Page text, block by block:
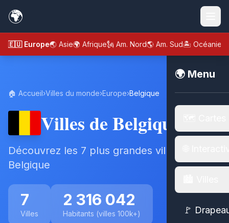
🌍
🇪🇺 Europe🌏 Asie🌍 Afrique🗽 Am. Nord🌎 Am. Sud🏝️ Océanie
🌍 Menu
🚩
🏠 Accueil›Villes du monde›Europe›Belgique
Villes de Belgique
Découvrez les 7 plus grandes villes de
Belgique
7
Villes
2 316 042
Habitants (villes 100k+)